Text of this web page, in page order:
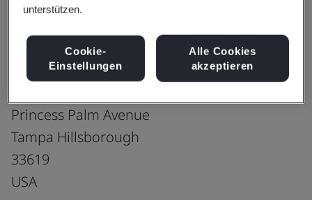
Virtusa Corporation
Registry One
Princess Palm Avenue
Tampa Hillsborough
33619
USA
unterstützen.
Cookie-
Einstellungen
Alle Cookies
akzeptieren